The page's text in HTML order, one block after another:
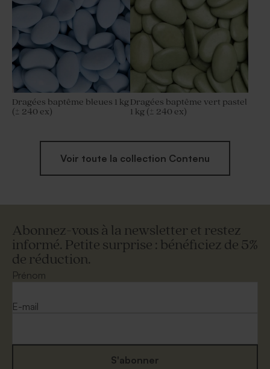
Dragées baptême bleues 1 kg
(± 240 ex)
Dragées baptême vert pastel
1 kg (± 240 ex)
Voir toute la collection Contenu
Abonnez-vous à la newsletter et restez
informé. Petite surprise : bénéficiez de 5%
de réduction.
Prénom
E-mail
S'abonner